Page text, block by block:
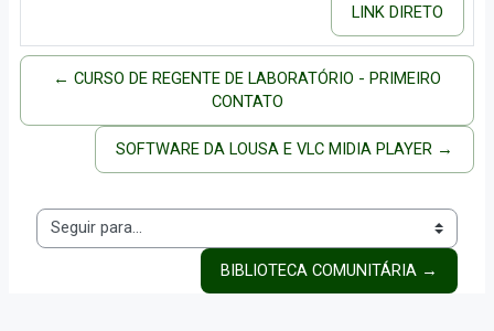
LINK DIRETO
← CURSO DE REGENTE DE LABORATÓRIO - PRIMEIRO
CONTATO
SOFTWARE DA LOUSA E VLC MIDIA PLAYER →
Seguir para...
BIBLIOTECA COMUNITÁRIA →